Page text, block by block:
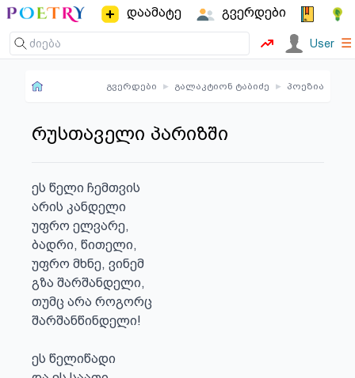
დაამატე გვერდები
User ☰
გვერდები ▸ გალაკტიონ ტაბიძე ▸ პოეზია
რუსთაველი პარიზში
ეს წელი ჩემთვის
არის კანდელი
უფრო ელვარე,
ბადრი, წითელი,
უფრო მხნე, ვინემ
გზა შარშანდელი,
თუმც არა როგორც
შარშანწინდელი!
ეს წელიწადი